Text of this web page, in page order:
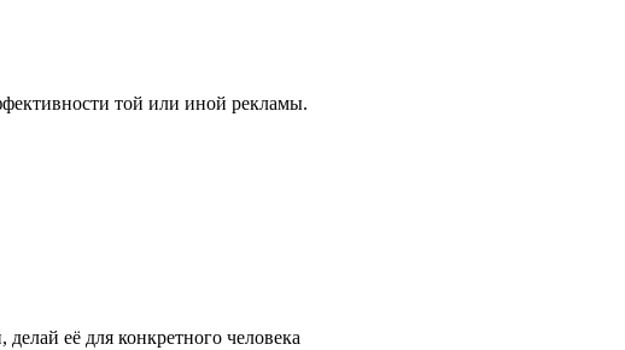
той или иной рекламы.
её для конкретного человека